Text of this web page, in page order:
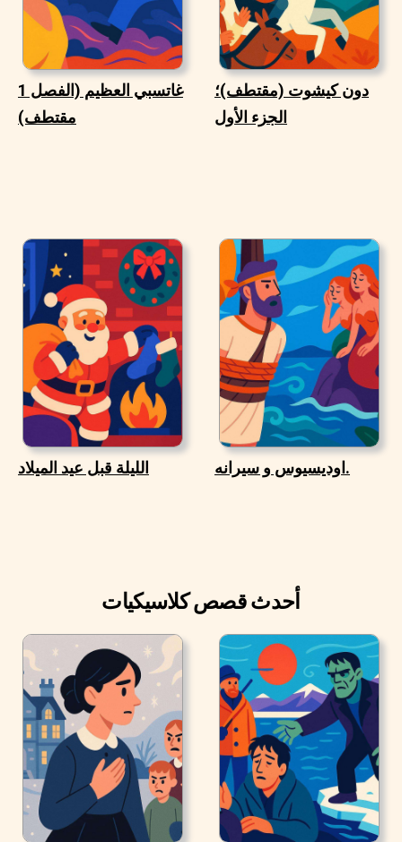
غاتسبي العظيم (الفصل 1
مقتطف)
دون كيشوت (مقتطف)؛
الجزء الأول
الليلة قبل عيد الميلاد اوديسيوس و سيرانه.
أحدث قصص كلاسيكيات